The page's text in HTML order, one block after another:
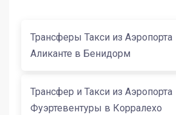
Трансферы Такси из Аэропорта
Аликанте в Бенидорм
Трансфер и Такси из Аэропорта
Фуэртевентуры в Корралехо